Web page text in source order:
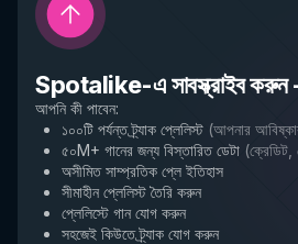
Spotalike-এ সাবস্ক্রাইব করুন
আপনি কী পাবেন:
১০০টি পর্যন্ত ট্র্যাক প্লেলিস্ট (আপনার
৫০M+ গানের জন্য বিস্তারিত ডেটা (
অসীমিত সাম্প্রতিক প্লে ইতিহাস
সীমাহীন প্লেলিস্ট তৈরি করুন
প্লেলিস্টে গান যোগ করুন
সহজেই কিউতে ট্র্যাক যোগ করুন